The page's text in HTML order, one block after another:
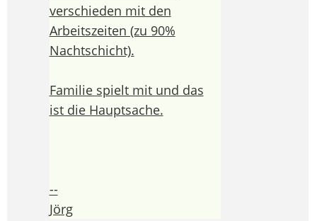
verschieden mit den
Arbeitszeiten (zu 90%
Nachtschicht).
Familie spielt mit und das
ist die Hauptsache.
--
Jörg